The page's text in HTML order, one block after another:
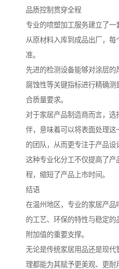
品质控制贯穿全程
专业的喷塑加工服务建立了一
从原材料入库到成品出厂，
准。
先进的检测设备能够对涂层
腐蚀性等关键指标进行精确
合质量要求。
对于家居产品制造商而言，
伴，意味着可以将表面处理
的团队，从而更专注于产品设
这种专业化分工不仅提高了
程，缩短了产品上市时间。
结语
在温州地区，专业的家居产
的工艺、环保的特性与稳定
附加值的重要支撑。
无论是传统家居用品还是现
理都能为其赋予更美观、更耐